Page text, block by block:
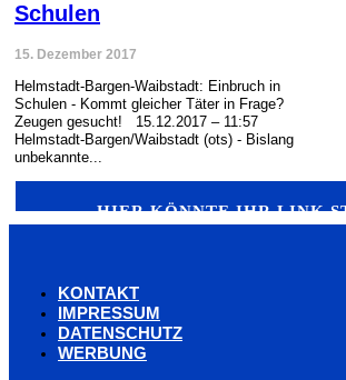
Schulen
15. Dezember 2017
Helmstadt-Bargen-Waibstadt: Einbruch in
Schulen - Kommt gleicher Täter in Frage?
Zeugen gesucht! 15.12.2017 – 11:57
Helmstadt-Bargen/Waibstadt (ots) - Bislang
unbekannte...
HIER KÖNNTE IHR LINK
KONTAKT
IMPRESSUM
DATENSCHUTZ
WERBUNG